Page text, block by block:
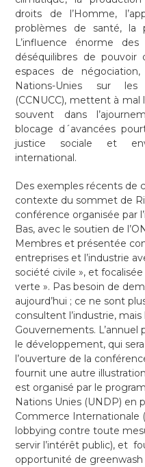
droits de l’Homme,
problèmes de santé, la
L’influence énorme
déséquilibres de
espaces de
Nations-Unies sur les
(CCNUCC), mettent à
souvent dans
blocage d´avancées
justice sociale et
international.
Des exemples récents de
contexte du sommet de
conférence organisée par
Bas, avec le soutien de
Membres et présentée
entreprises et l’industrie
société civile », et focalisée
verte ». Pas besoin de
aujourd’hui ; ce ne sont
consultent l’industrie,
Gouvernements. L’annuel
le développement, qui
l’ouverture de la
fournit une autre
est organisé par le
Nations Unies (UNDP) en
Commerce Internationale
lobbying contre toute
servir l’intérêt public), et
opportunité de